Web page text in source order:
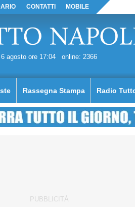
CONTATTI MOBILE
6 agosto ore 17:04 online: 2366
Rassegna Stampa Radio